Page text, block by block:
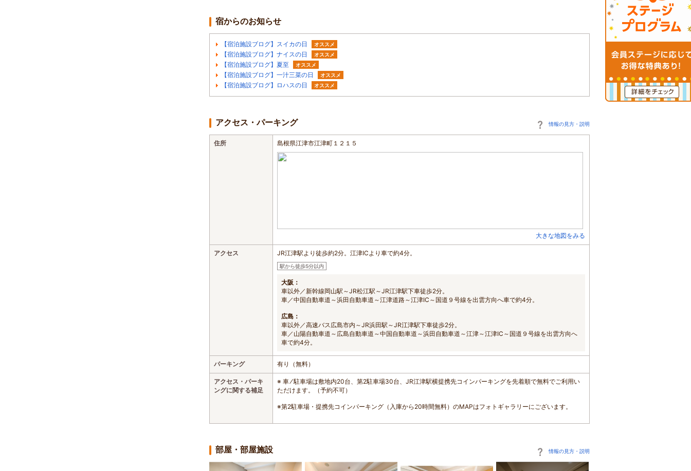
宿からのお知らせ
【宿泊施設ブログ】スイカの日 オススメ
【宿泊施設ブログ】ナイスの日 オススメ
【宿泊施設ブログ】夏至 オススメ
【宿泊施設ブログ】一汁三菜の日 オススメ
【宿泊施設ブログ】ロハスの日 オススメ
アクセス・パーキング 情報の見方・説明
住所 島根県江津市江津町１２１５
大きな地図をみる
アクセス JR江津駅より徒歩約2分。江津ICより車で約4分。
駅から徒歩5分以内
大阪：
車以外／新幹線岡山駅～JR松江駅～JR江津駅下車徒歩2分。
車／中国自動車道～浜田自動車道～江津道路～江津IC～国道９号線を出雲方向へ車で約4分。
広島：
車以外／高速バス広島市内～JR浜田駅～JR江津駅下車徒歩2分。
車／山陽自動車道～広島自動車道～中国自動車道～浜田自動車道～江津～江津IC～国道９号線を出雲方向へ
車で約4分。
パーキング 有り（無料）
アクセス・パーキ
ングに関する補足
※ 車 ⁄ 駐車場は敷地内20台、第2駐車場30台、JR江津駅横提携先コインパーキングを先着順で無料でご利用い
ただけます。（予約不可）
※第2駐車場・提携先コインパーキング（入庫から20時間無料）のMAPはフォトギャラリーにございます。
部屋・部屋施設 情報の見方・説明